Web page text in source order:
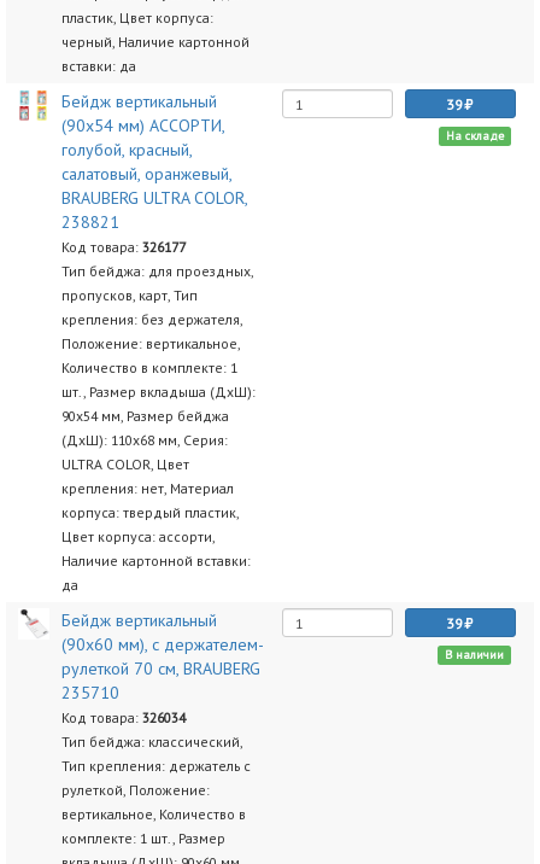
пластик, Цвет корпуса:
черный, Наличие картонной
вставки: да
Бейдж вертикальный
(90х54 мм) АССОРТИ,
голубой, красный,
салатовый, оранжевый,
BRAUBERG ULTRA COLOR,
238821
Код товара: 326177
Тип бейджа: для проездных,
пропусков, карт, Тип
крепления: без держателя,
Положение: вертикальное,
Количество в комплекте: 1
шт., Размер вкладыша (ДхШ):
90х54 мм, Размер бейджа
(ДхШ): 110х68 мм, Серия:
ULTRA COLOR, Цвет
крепления: нет, Материал
корпуса: твердый пластик,
Цвет корпуса: ассорти,
Наличие картонной вставки:
да
39
На складе
Бейдж вертикальный
(90х60 мм), с держателем-
рулеткой 70 см, BRAUBERG
235710
Код товара: 326034
Тип бейджа: классический,
Тип крепления: держатель с
рулеткой, Положение:
вертикальное, Количество в
комплекте: 1 шт., Размер
39
В наличии